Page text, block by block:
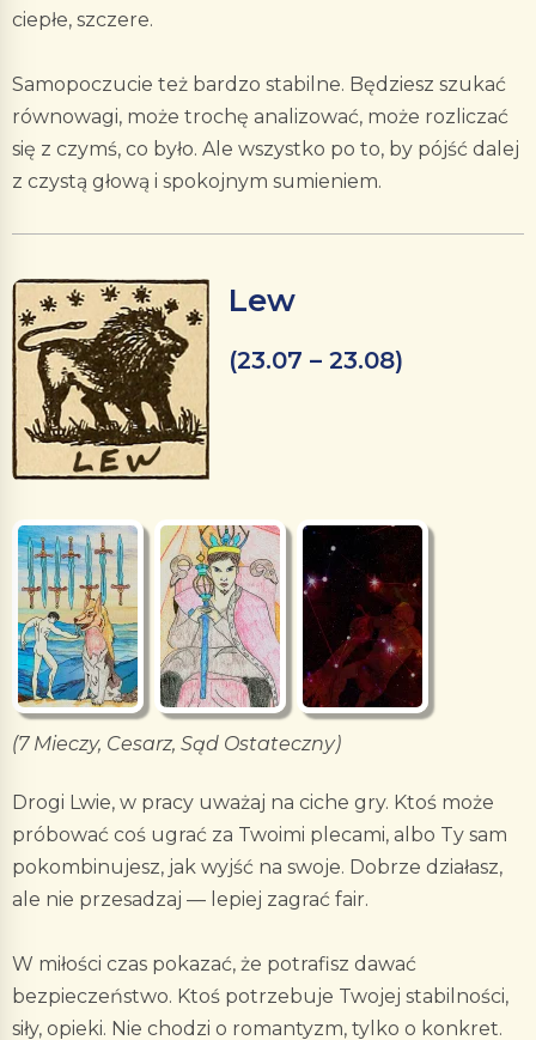
ciepłe, szczere.
Samopoczucie też bardzo stabilne. Będziesz szukać
równowagi, może trochę analizować, może rozliczać
się z czymś, co było. Ale wszystko po to, by pójść dalej
z czystą głową i spokojnym sumieniem.
Lew
(23.07 – 23.08)
(7 Mieczy, Cesarz, Sąd Ostateczny)
Drogi Lwie, w pracy uważaj na ciche gry. Ktoś może
próbować coś ugrać za Twoimi plecami, albo Ty sam
pokombinujesz, jak wyjść na swoje. Dobrze działasz,
ale nie przesadzaj — lepiej zagrać fair.
W miłości czas pokazać, że potrafisz dawać
bezpieczeństwo. Ktoś potrzebuje Twojej stabilności,
siły, opieki. Nie chodzi o romantyzm, tylko o konkret.